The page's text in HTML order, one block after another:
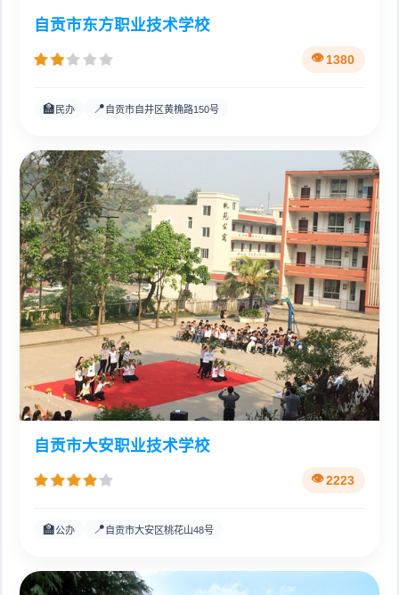
自贡市东方职业技术学校
1380
🏫 民办 📍 自贡市自井区黄桷路150号
自贡市大安职业技术学校
2223
🏫公办 📍自贡市大安区桃花山48号